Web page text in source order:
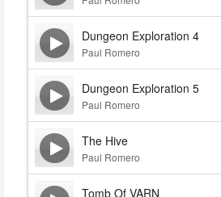
Dungeon Exploration 4
Paul Romero
Dungeon Exploration 5
Paul Romero
The Hive
Paul Romero
Tomb Of VARN